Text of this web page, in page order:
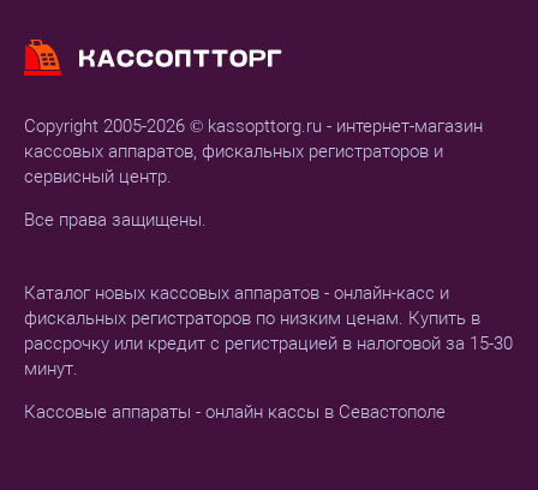
Copyright 2005-2026 © kassopttorg.ru - интернет-магазин
кассовых аппаратов, фискальных регистраторов и
сервисный центр.
Все права защищены.
Каталог новых кассовых аппаратов - онлайн-касс и
фискальных регистраторов по низким ценам. Купить в
рассрочку или кредит с регистрацией в налоговой за 15-30
минут.
Кассовые аппараты - онлайн кассы в Севастополе